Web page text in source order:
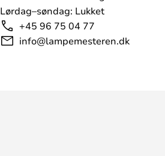
Lørdag–søndag: Lukket
+45 96 75 04 77
info@lampemesteren.dk